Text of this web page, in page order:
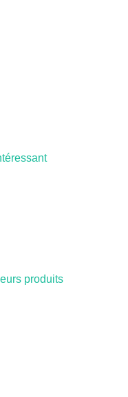
produits